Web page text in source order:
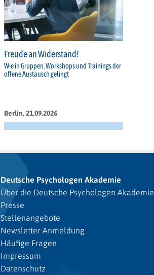
Freude an Widerstand!
Wie in Gruppen, Workshops und Trainings der
offene Austausch gelingt
Berlin, 21.09.2026
Deutsche Psychologen Akademie
Über die Deutsche Psychologen Akademie
Presse
Stellenangebote
Newsletter Anmeldung
Häufige Fragen
Impressum
Datenschutz